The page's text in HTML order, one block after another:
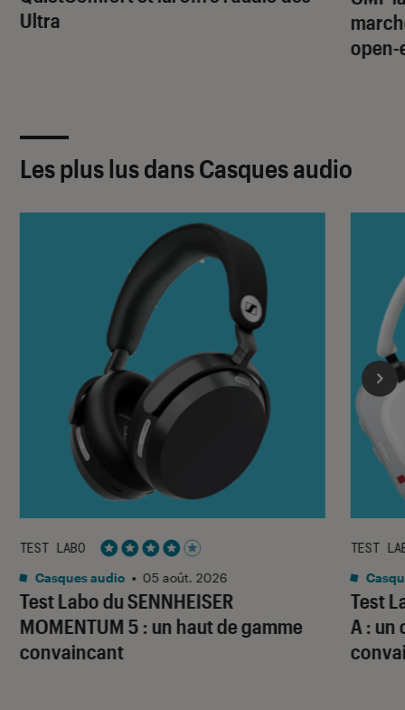
Ultra
open-
Les plus lus dans Casques audio
Test Labo du SENNHEISER
MOMENTUM 5 : un haut de gamme
convaincant
TEST LABO
Noté 4 étoiles sur 5
Casques audio • 05 août. 2026
Test
A : un
TEST